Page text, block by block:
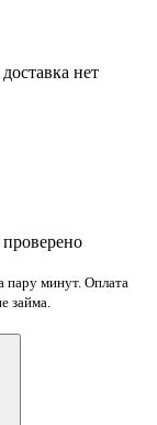
доставка нет
проверено
пару минут. Оплата
займа.